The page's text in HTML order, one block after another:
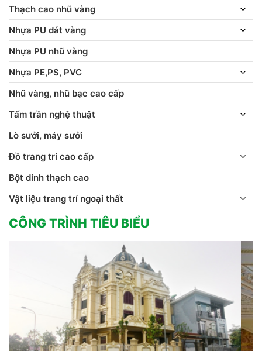
Thạch cao nhũ vàng
Nhựa PU dát vàng
Nhựa PU nhũ vàng
Nhựa PE,PS, PVC
Nhũ vàng, nhũ bạc cao cấp
Tấm trần nghệ thuật
Lò sưởi, máy sưởi
Đồ trang trí cao cấp
Bột dính thạch cao
Vật liệu trang trí ngoại thất
CÔNG TRÌNH TIÊU BIỂU